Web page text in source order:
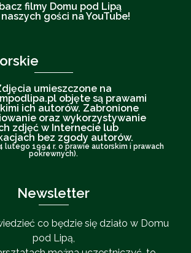
filmy Domu pod Lipą
gości na YouTube!
umieszczone na
objęte są prawami
ich autorów. Zabronione
oraz wykorzystywanie
zdjęć w Internecie lub
bez zgody autorów.
lutego 1994 r. o prawie autorskim i prawach
pokrewnych).
Newsletter
co będzie się działo w Domu
pod Lipą,